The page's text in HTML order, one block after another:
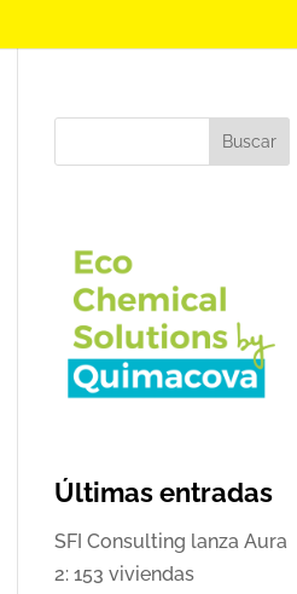
Buscar
Últimas entradas
SFI Consulting lanza Aura
2: 153 viviendas